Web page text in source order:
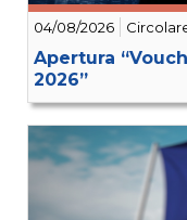
04/08/2026
Apertura
2026”